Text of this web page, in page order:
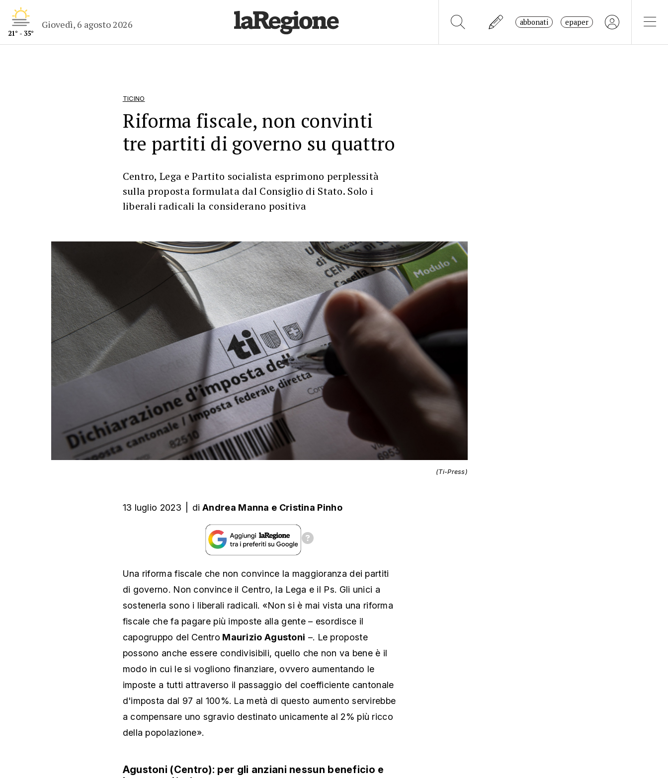
21° - 35°
Giovedì, 6 agosto 2026 abbonati epaper
TICINO
Riforma fiscale, non convinti
tre partiti di governo su quattro
Centro, Lega e Partito socialista esprimono perplessità
sulla proposta formulata dal Consiglio di Stato. Solo i
liberali radicali la considerano positiva
(Ti-Press)
13 luglio 2023 di Andrea Manna e Cristina Pinho
Una riforma fiscale che non convince la maggioranza dei partiti
di governo. Non convince il Centro, la Lega e il Ps. Gli unici a
sostenerla sono i liberali radicali. «Non si è mai vista una riforma
fiscale che fa pagare più imposte alla gente – esordisce il
capogruppo del Centro Maurizio Agustoni –. Le proposte
possono anche essere condivisibili, quello che non va bene è il
modo in cui le si vogliono finanziare, ovvero aumentando le
imposte a tutti attraverso il passaggio del coefficiente cantonale
d'imposta dal 97 al 100%. La metà di questo aumento servirebbe
a compensare uno sgravio destinato unicamente al 2% più ricco
della popolazione».
Agustoni (Centro): per gli anziani nessun beneficio e